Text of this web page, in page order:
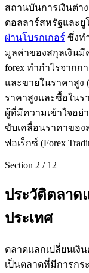
สถานบันการเงินต่า
ดอลลาร์สหรัฐและยู
ผ่านโบรกเกอร์ ซึ่งท
มูลค่าของสกุลเงินมี
forex ทำกำไรจากก
และขายในราคาสูง
ราคาสูงและซื้อในรา
ผู้ที่มีความเข้าใจอย่
ขับเคลื่อนราคาของ
ฟอเร็กซ์ (Forex
Section 2 / 12
ประวัติตลาด
ประเทศ
ตลาดแลกเปลี่ยนเงิ
เป็นตลาดที่มีการกร